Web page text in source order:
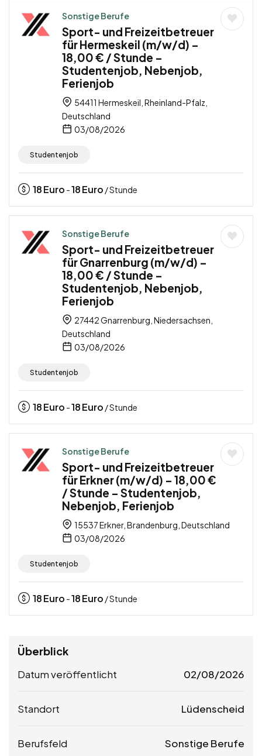
Sonstige Berufe
Sport- und Freizeitbetreuer
für Hermeskeil (m/w/d) –
18,00 € / Stunde –
Studentenjob, Nebenjob,
Ferienjob
54411 Hermeskeil, Rheinland-Pfalz,
Deutschland
03/08/2026
Studentenjob
18Euro -18Euro / Stunde
Sonstige Berufe
Sport- und Freizeitbetreuer
für Gnarrenburg (m/w/d) –
18,00 € / Stunde –
Studentenjob, Nebenjob,
Ferienjob
27442 Gnarrenburg, Niedersachsen,
Deutschland
03/08/2026
Studentenjob
18Euro -18Euro / Stunde
Sonstige Berufe
Sport- und Freizeitbetreuer
für Erkner (m/w/d) – 18,00 €
/ Stunde – Studentenjob,
Nebenjob, Ferienjob
15537 Erkner, Brandenburg, Deutschland
03/08/2026
Studentenjob
18Euro -18Euro / Stunde
Überblick
Datum veröffentlicht 02/08/2026
Standort Lüdenscheid
Berufsfeld Sonstige Berufe